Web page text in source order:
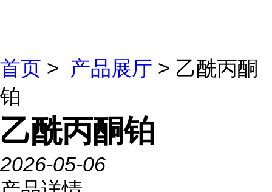
首页 > 产品展厅 > 乙酰丙酮
铂
乙酰丙酮铂
2026-05-06